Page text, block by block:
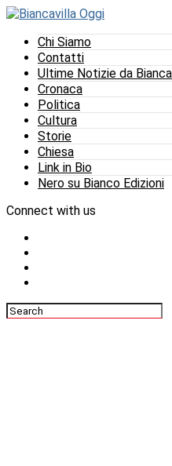
Chi Siamo
Contatti
Ultime Notizie da
Cronaca
Politica
Cultura
Storie
Chiesa
Link in Bio
Nero su Bianco Edizioni
Connect with us